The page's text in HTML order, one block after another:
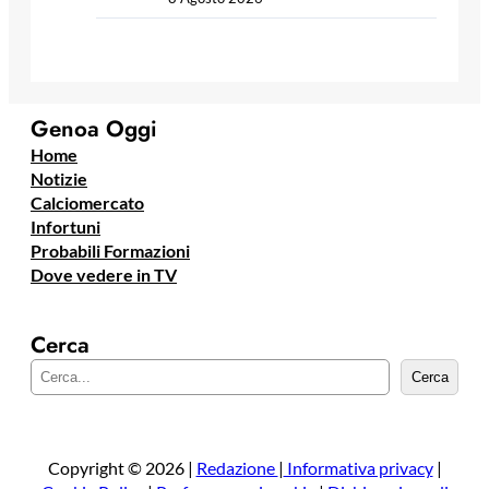
Genoa Oggi
Home
Notizie
Calciomercato
Infortuni
Probabili Formazioni
Dove vedere in TV
Cerca
e
a
Cerca
Copyright © 2026 | Redazione | Informativa privacy|